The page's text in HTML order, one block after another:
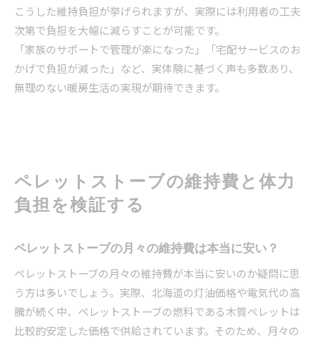
こうした維持負担が挙げられますが、実際には利用者の工夫
次第で負担を大幅に減らすことが可能です。
「家族のサポートで管理が楽になった」「宅配サービスのお
かげで負担が減った」など、実体験に基づく声も多数あり、
無理のない暖房生活の実現が期待できます。
ペレットストーブの維持費と体力
負担を検証する
ペレットストーブの月々の維持費は本当に安い？
ペレットストーブの月々の維持費が本当に安いのか疑問に思
う方は多いでしょう。実際、北海道の灯油価格や電気代の高
騰が続く中、ペレットストーブの燃料である木質ペレットは
比較的安定した価格で供給されています。そのため、月々の